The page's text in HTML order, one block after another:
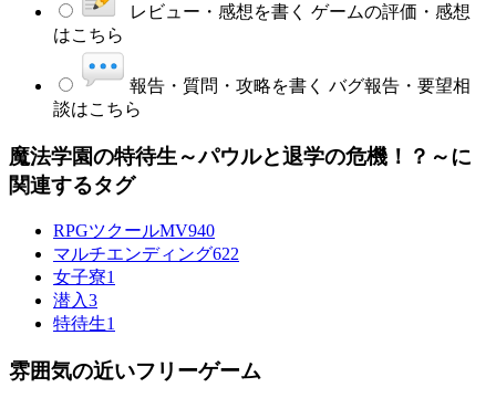
レビュー・感想を書く ゲームの評価・感想
はこちら
報告・質問・攻略を書く バグ報告・要望相
談はこちら
魔法学園の特待生～パウルと退学の危機！？～に
関連するタグ
RPGツクールMV940
マルチエンディング622
女子寮1
潜入3
特待生1
雰囲気の近いフリーゲーム